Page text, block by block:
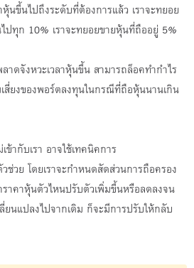
นขึ้นไปถึงระดับที่ต้องการแล้ว เราจะทยอย
ปทุก 10% เราจะทยอยขายหุ้นที่ถืออยู่ 5%
ลาดจังหวะเวลาหุ้นขึ้น สามารถล็อคทำกำไร
สี่ยงของพอร์ตลงทุนในกรณีที่ถือหุ้นนานเกิน
ข้ากับเรา อาจใช้เทคนิคการ
ช่วย โดยเราจะกำหนดสัดส่วนการถือครอง
าคาหุ้นตัวไหนปรับตัวเพิ่มขึ้นหรือลดลงจน
นแปลงไปจากเดิม ก็จะมีการปรับให้กลับ